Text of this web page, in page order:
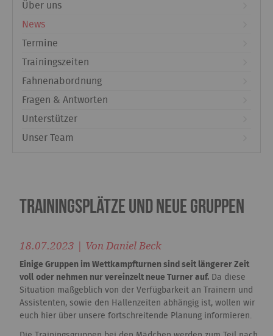
Über uns
News
Termine
Trainingszeiten
Fahnenabordnung
Fragen & Antworten
Unterstützer
Unser Team
Trainingsplätze und neue Gruppen
18.07.2023 | Von Daniel Beck
Einige Gruppen im Wettkampfturnen sind seit längerer Zeit
voll oder nehmen nur vereinzelt neue Turner auf. Da diese
Situation maßgeblich von der Verfügbarkeit an Trainern und
Assistenten, sowie den Hallenzeiten abhängig ist, wollen wir
euch hier über unsere fortschreitende Planung informieren.